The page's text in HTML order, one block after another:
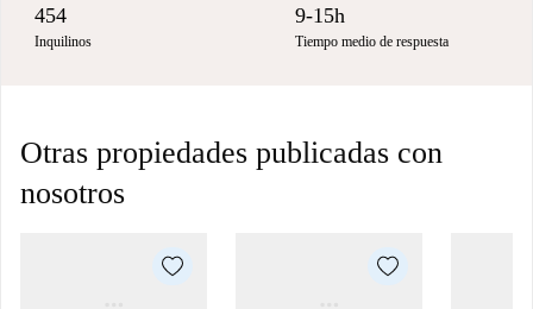
454
Inquilinos
9-15h
Tiempo medio de respuesta
Otras propiedades publicadas con
nosotros